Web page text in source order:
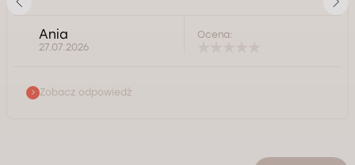
Ania
27.07.2026
Ocena:
Zobacz odpowiedź